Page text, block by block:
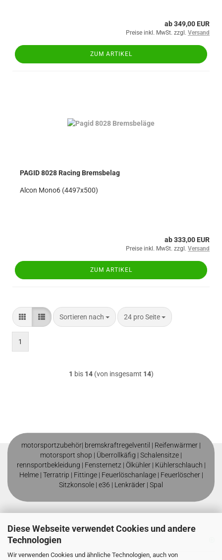
Diese Webseite verwendet Cookies und andere
Technologien
Wir verwenden Cookies und ähnliche Technologien, auch von
ab 349,00 EUR
Preise inkl. MwSt. zzgl. Versand
ZUM ARTIKEL
PAGID 8028 Racing Bremsbelag
Alcon Mono6 (4497x500)
ab 333,00 EUR
Preise inkl. MwSt. zzgl. Versand
ZUM ARTIKEL
Sortieren nach
Sortieren nach 24 pro Seite
pro Seite
1
1 bis 14(von insgesamt 14)
motorsportzubehör| bremskraftregelventil | Reifenwärmer |
motorsport shop | Überrollkäfig | Schalensitze |
rennsportbekleidung | Fensternetz | Ölkühler| Kühlerschlauch |
Helme | Terratrip | Fittinge| Feuerlöschanlage | Feuerlöscher |
Sitzkonsole | e36 | Lenkräder | Spal
MEHR ÜBER